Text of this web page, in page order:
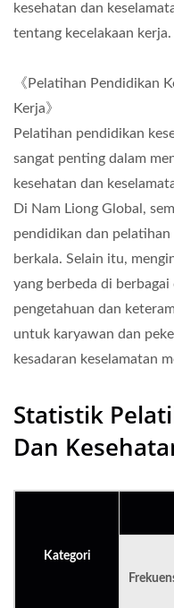
kesehatan dan
tentang kecelakaan kerja.
《Pelatihan Pendidikan
Kerja》
Pelatihan pendidikan
sangat penting dalam
kesehatan dan
Di Nam Liong Global,
pendidikan dan pelatihan
berkala. Selain itu,
yang berbeda di
pengetahuan dan
untuk karyawan dan
kesadaran keselamatan
Statistik
Dan
Kategori